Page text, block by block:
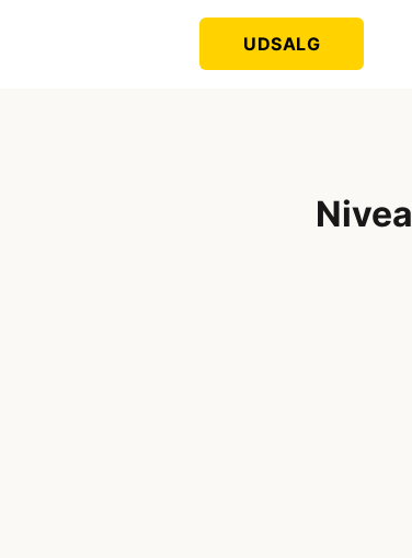
UDSALG
Nivea